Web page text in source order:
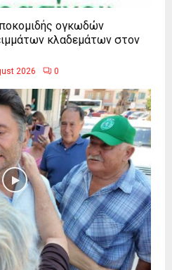
ογκωδών
κλαδεμάτων στον
2026 0